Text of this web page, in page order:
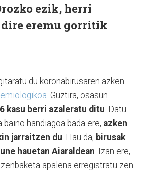
ezik, herri
eremu gorritik
du koronabirusaren azken
. Guztira, osasun
kasu berri azaleratu ditu. Datu
baino handiagoa bada ere, azken
jarraitzen du. Hau da, birusak
hauetan Aiaraldean. Izan ere,
apalena erregistratu zen